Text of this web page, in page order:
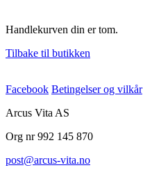
Handlekurven din er tom.
Tilbake til butikken
Facebook Betingelser og vilkår
Arcus Vita AS
Org nr 992 145 870
post@arcus-vita.no